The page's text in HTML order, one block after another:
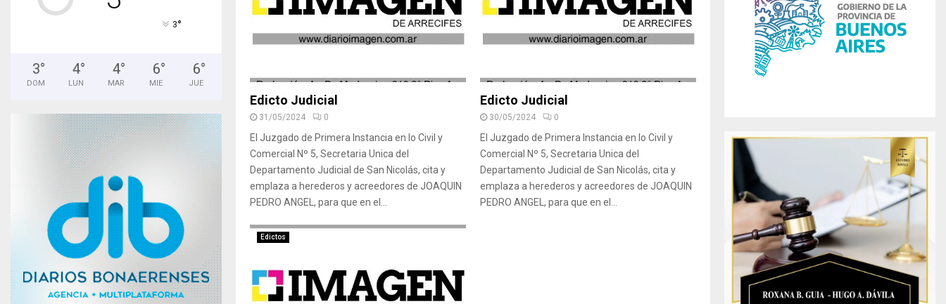
Edicto Judicial
31/05/2024 0
El Juzgado de Primera Instancia en lo Civil y
Comercial Nº 5, Secretaria Unica del
Departamento Judicial de San Nicolás, cita y
emplaza a herederos y acreedores de JOAQUIN
PEDRO ANGEL, para que en el...
Edicto Judicial
30/05/2024 0
El Juzgado de Primera Instancia en lo Civil y
Comercial Nº 5, Secretaria Unica del
Departamento Judicial de San Nicolás, cita y
emplaza a herederos y acreedores de JOAQUIN
PEDRO ANGEL, para que en el...
Edictos
3°
3°
DOM
4°
LUN
4°
MAR
6°
MIE
6°
JUE
R
C